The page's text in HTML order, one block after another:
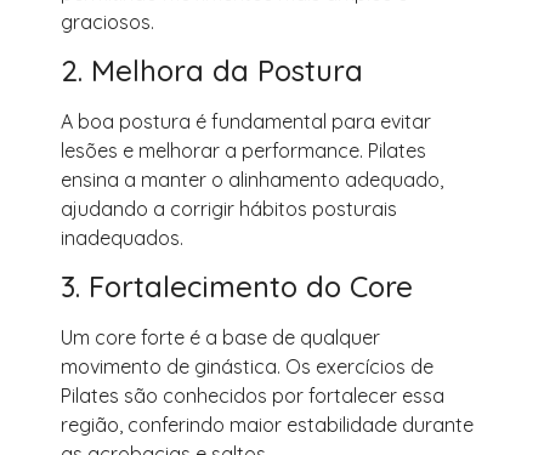
graciosos.
2. Melhora da Postura
A boa postura é fundamental para evitar
lesões e melhorar a performance. Pilates
ensina a manter o alinhamento adequado,
ajudando a corrigir hábitos posturais
inadequados.
3. Fortalecimento do Core
Um core forte é a base de qualquer
movimento de ginástica. Os exercícios de
Pilates são conhecidos por fortalecer essa
região, conferindo maior estabilidade durante